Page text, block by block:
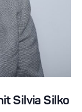
Silvia Silko